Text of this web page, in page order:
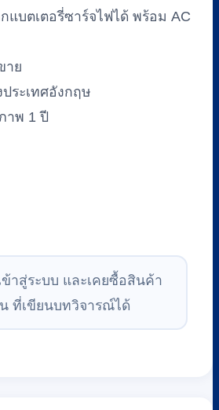
แบตเตอรี่ซาร์จไฟได้ พร้อม AC
าย
ระเทศอังกฤษ
าพ 1 ปี
าสู่ระบบ และเคยซื้อสินค้า
ที่เขียนบทวิจารณ์ได้